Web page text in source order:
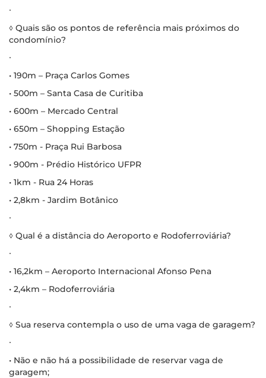
∙
◊ Quais são os pontos de referência mais próximos do
condomínio?
∙
• 190m – Praça Carlos Gomes
• 500m – Santa Casa de Curitiba
• 600m – Mercado Central
• 650m – Shopping Estação
• 750m - Praça Rui Barbosa
• 900m - Prédio Histórico UFPR
• 1km - Rua 24 Horas
• 2,8km - Jardim Botânico
∙
◊ Qual é a distância do Aeroporto e Rodoferroviária?
∙
• 16,2km – Aeroporto Internacional Afonso Pena
• 2,4km – Rodoferroviária
∙
◊ Sua reserva contempla o uso de uma vaga de garagem?
∙
• Não e não há a possibilidade de reservar vaga de
garagem;